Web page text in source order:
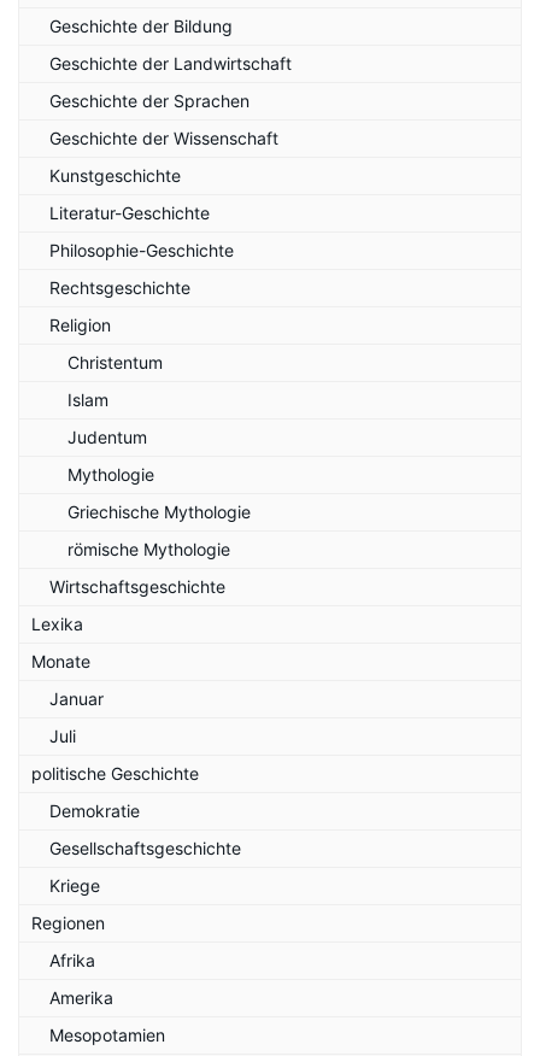
Geschichte der Bildung
Geschichte der Landwirtschaft
Geschichte der Sprachen
Geschichte der Wissenschaft
Kunstgeschichte
Literatur-Geschichte
Philosophie-Geschichte
Rechtsgeschichte
Religion
Christentum
Islam
Judentum
Mythologie
Griechische Mythologie
römische Mythologie
Wirtschaftsgeschichte
Lexika
Monate
Januar
Juli
politische Geschichte
Demokratie
Gesellschaftsgeschichte
Kriege
Regionen
Afrika
Amerika
Mesopotamien